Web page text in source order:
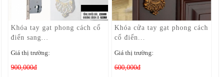
Khóa tay gạt phong cách cổ
điển sang...
Giá thị trường:
900,000đ
Khóa cửa tay gạt phong cách
cổ điển...
Giá thị trường:
600,000đ